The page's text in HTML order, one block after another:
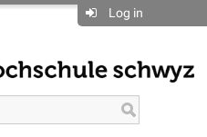
Log in